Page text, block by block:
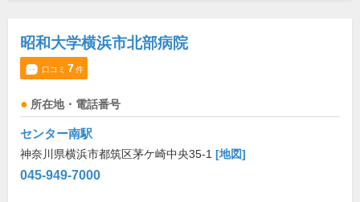
昭和大学横浜市北部病院
口コミ 7件
所在地・電話番号
センター南駅
神奈川県横浜市都筑区茅ケ崎中央35-1 [地図]
045-949-7000